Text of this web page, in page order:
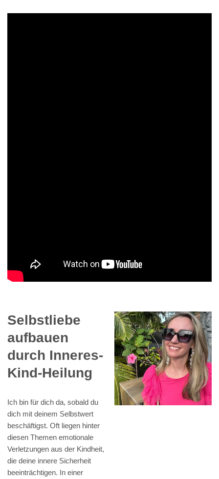
Selbstliebe
aufbauen
durch Inneres-
Kind-Heilung
Ich bin für dich da, sobald du
dich mit deinem Selbstwert
beschäftigst. Oft liegen hinter
diesen Themen emotionale
Verletzungen aus der Kindheit,
die deine innere Sicherheit
beeinträchtigen. In einer